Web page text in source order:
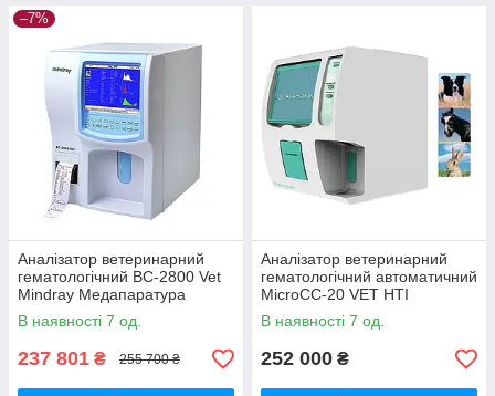
–7%
Аналізатор ветеринарний
гематологічний BC-2800 Vet
Mindray Медапаратура
В наявності 7 од.
237 801 ₴ 255 700 ₴
Аналізатор ветеринарний
гематологічний автоматичний
MicroCC-20 VET HTI
Медапаратура
В наявності 7 од.
252 000 ₴